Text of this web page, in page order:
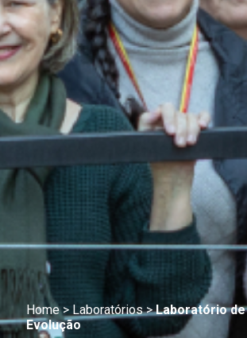
Home> Laboratórios>Laboratório
Evolução